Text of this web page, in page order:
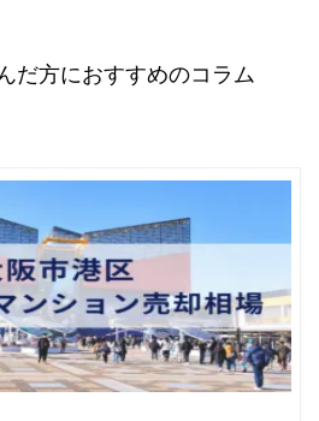
だ方におすすめのコラム